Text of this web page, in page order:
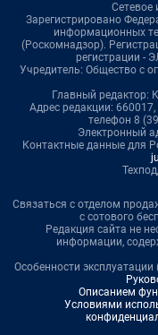
Сетевое
Зарегистрировано
информационных
(Роскомнадзор).
регистрации -
Учредитель: Общество с
Главный редактор:
Адрес редакции:
телефон 8
Электронный
Контактные данные для
Связаться с отделом
с сотового
Редакция сайта не
информации,
Особенности
Описанием
Условиями